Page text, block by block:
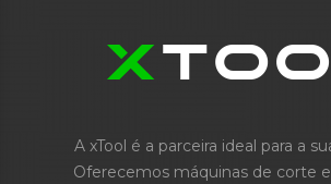
A xTool é a parceira ideal para a
Oferecemos máquinas de corte